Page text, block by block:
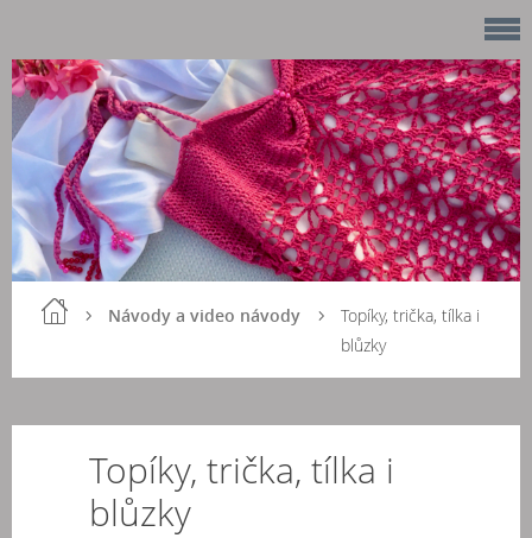
Návody a video návody
Topíky, trička, tílka i
blůzky
Topíky, trička, tílka i
blůzky